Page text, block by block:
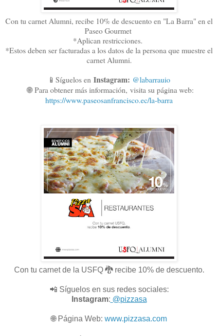
Con tu carnet Alumni, recibe 10% de descuento en "La Barra" en el
Paseo Gourmet
*Aplican restricciones.
*Estos deben ser facturadas a los datos de la persona que muestre el
carnet Alumni.
📱Síguelos en Instagram: @labarrauio
🌐Para obtener más información, visita su página web:
https://www.paseosanfrancisco.ec/la-barra
Con tu carnet de la USFQ 🐉 recibe 10% de descuento.
📲 Síguelos en sus redes sociales:
Instagram: @pizzasa
🌐 Página Web: www.pizzasa.com